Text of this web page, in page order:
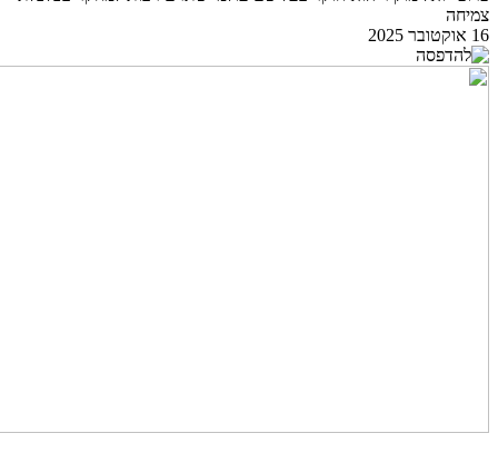
צמיחה
16 אוקטובר 2025